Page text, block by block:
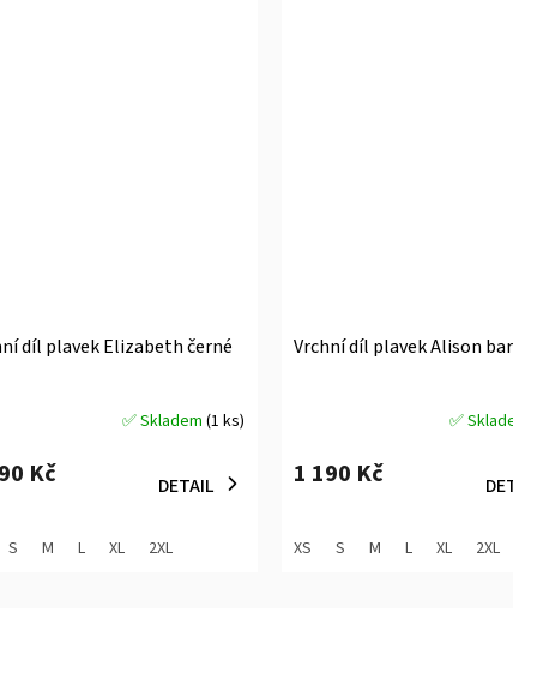
díl plavek Elizabeth černé
✅ Skladem(1 ks)
Kč DETAIL
S M L XL 2XL
Vrchní díl plavek Alison
produktu
z
5
✅ Skladem
1 190 Kč
XS S M L XL 2XL